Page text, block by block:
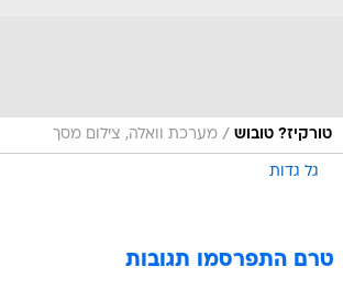
טורקיז? טובוש / מערכת וואלה, צילום מסך
גל גדות
טרם התפרסמו תגובות